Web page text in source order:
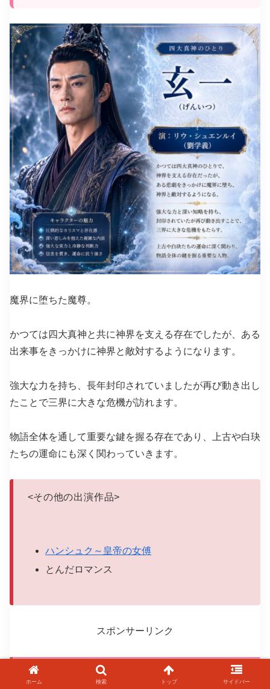
魔界に堕ちた魔尊。
かつては四大真神と共に神界を支える存在でしたが、ある
出来事をきっかけに神界と敵対するようになります。
強大な力を持ち、長年封印されていましたが再び動き出し
たことで三界に大きな危機が訪れます。
物語全体を通して重要な鍵を握る存在であり、上古や白玦
たちの運命にも深く関わっていきます。
<その他の出演作品>
ハンシュク～皇帝の女傅
とんだロマンス
スポンサーリンク
千古の愛、天上の詩が好きな方におすす
ホーム 検索 トップ サイドバー